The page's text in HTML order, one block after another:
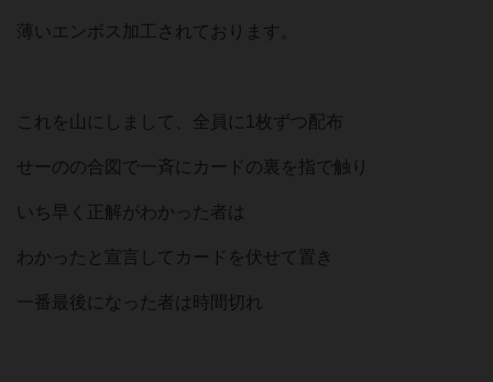
薄いエンボス加工されております。
これを山にしまして、全員に1枚ずつ配布
せーのの合図で一斉にカードの裏を指で触り
いち早く正解がわかった者は
わかったと宣言してカードを伏せて置き
一番最後になった者は時間切れ